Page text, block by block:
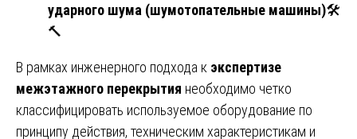
ударного шума (шумотопательные машины)🛠️
🔨
В рамках инженерного подхода к экспертизе
межэтажного перекрытия необходимо четко
классифицировать используемое оборудование по
принципу действия, техническим характеристикам и